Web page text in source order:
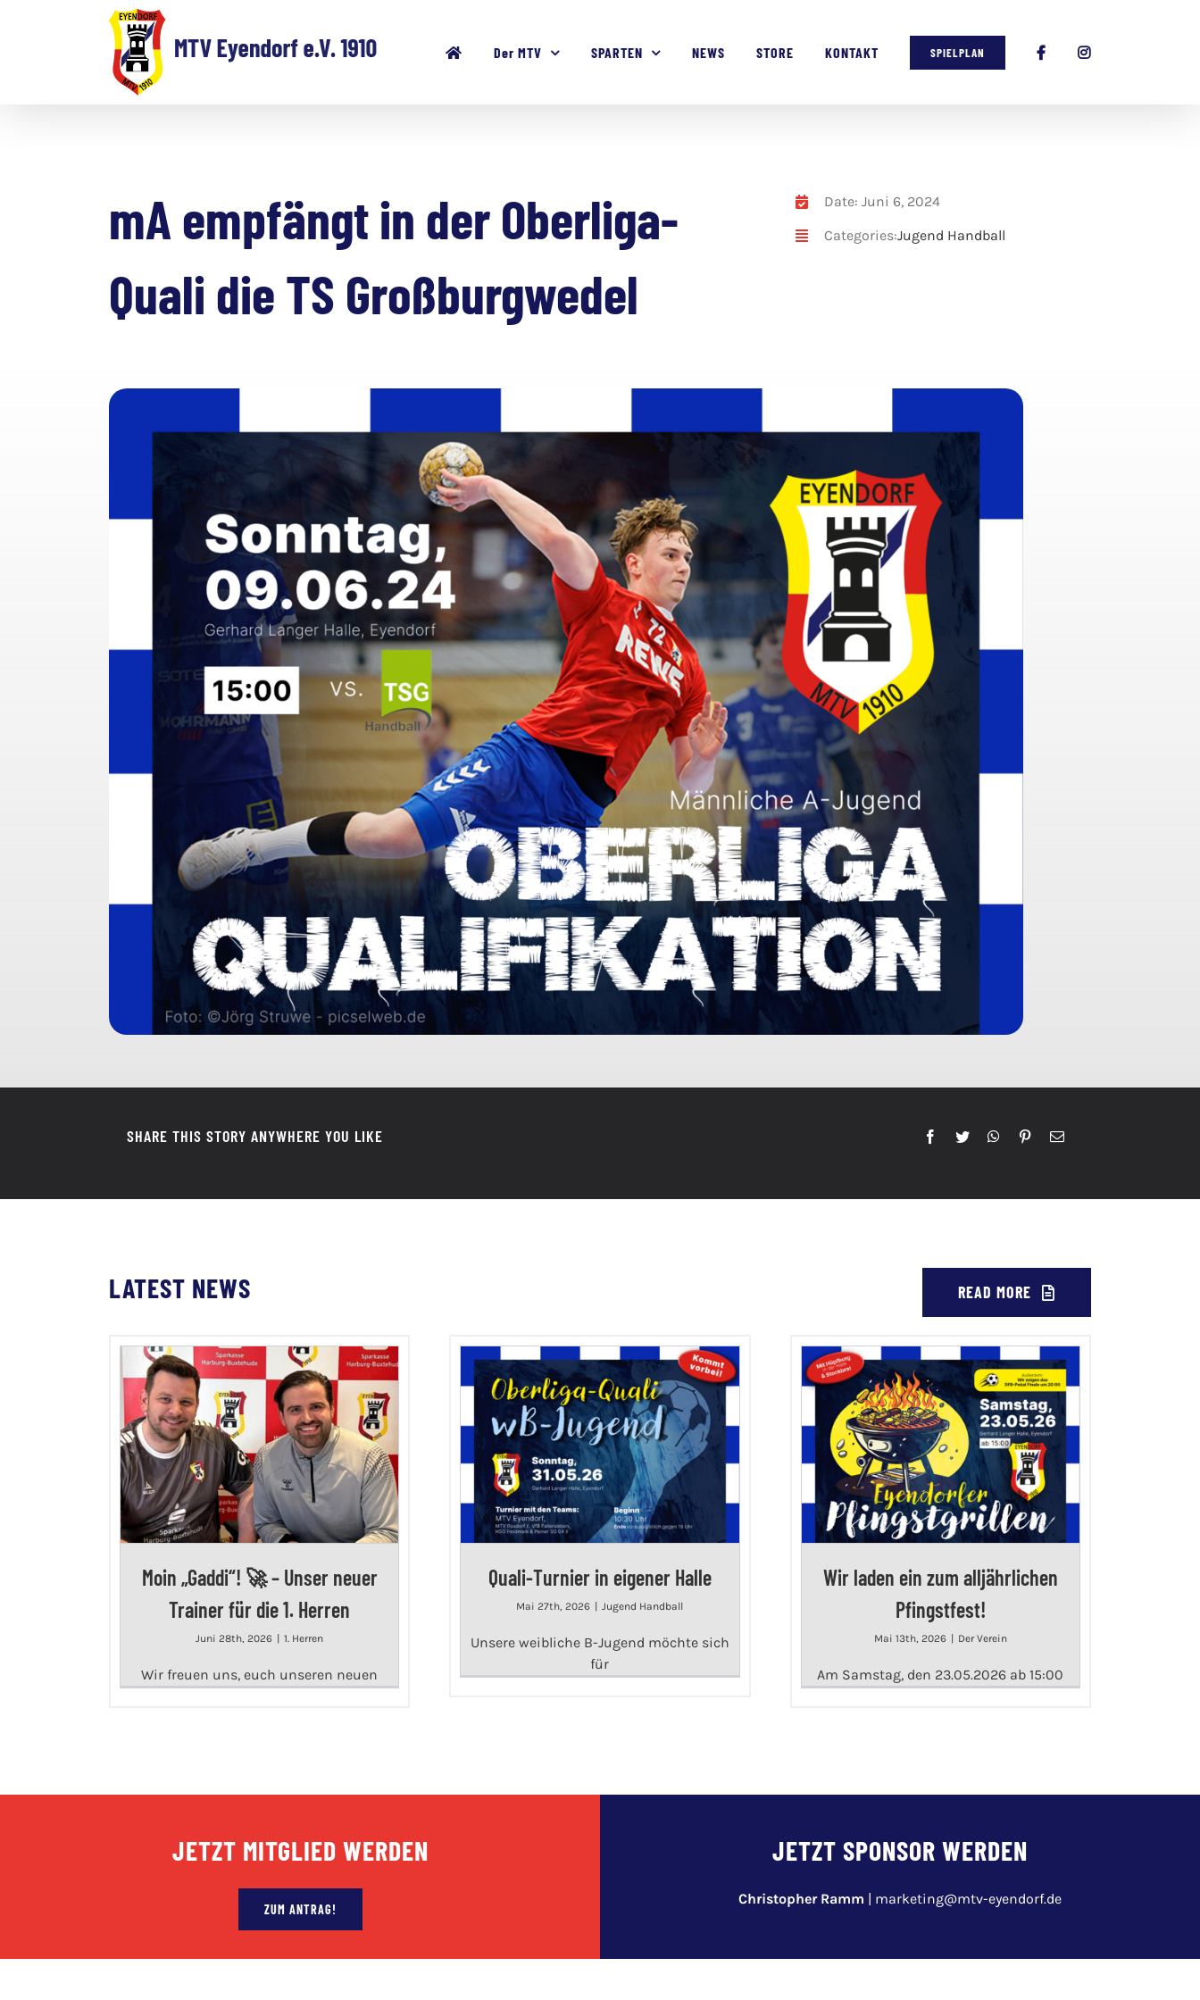
Der MTV SPARTEN NEWS STORE KONTAKT SPIELPLAN
mA empfängt in der Oberliga-
Quali die TS Großburgwedel
Date: Juni 6, 2024
Categories:Jugend Handball
SHARE THIS STORY ANYWHERE YOU LIKE
LATEST NEWS READ MORE
Moin „Gaddi“! 🚀 – Unser neuer
Trainer für die 1. Herren
Juni 28th, 2026 1. Herren
Wir freuen uns, euch unseren neuen
Quali-Turnier in eigener Halle
Mai 27th, 2026 Jugend Handball
Unsere weibliche B-Jugend möchte sich
für
Wir laden ein zum alljährlichen
Pfingstfest!
Mai 13th, 2026 Der Verein
Am Samstag, den 23.05.2026 ab 15:00
JETZT MITGLIED WERDEN
ZUM ANTRAG!
JETZT SPONSOR WERDEN
Christopher Ramm marketing@mtv-eyendorf.de